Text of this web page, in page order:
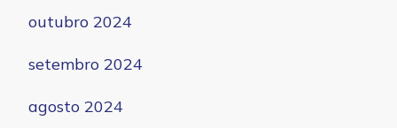
outubro 2024
setembro 2024
agosto 2024